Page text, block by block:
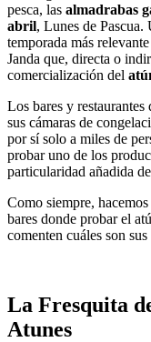
pesca, las almadrabas
abril, Lunes de Pascua.
temporada más
Janda que, directa o
comercialización del
Los bares y
sus cámaras de
por sí solo a miles de
probar uno de los
particularidad añadida
Como siempre,
bares donde probar el
comenten cuáles son
La Fresquita
Atunes